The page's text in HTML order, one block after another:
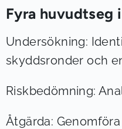
Fyra huvudtseg
Undersökning:
skyddsronder och
Riskbedömning:
Åtgärda: